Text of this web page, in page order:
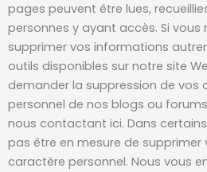
pages peuvent être lues,
personnes y ayant accès. Si vous
supprimer vos informations
outils disponibles sur notre site
demander la suppression de vos
personnel de nos blogs ou
nous contactant ici. Dans
pas être en mesure de supprimer
caractère personnel. Nous vous